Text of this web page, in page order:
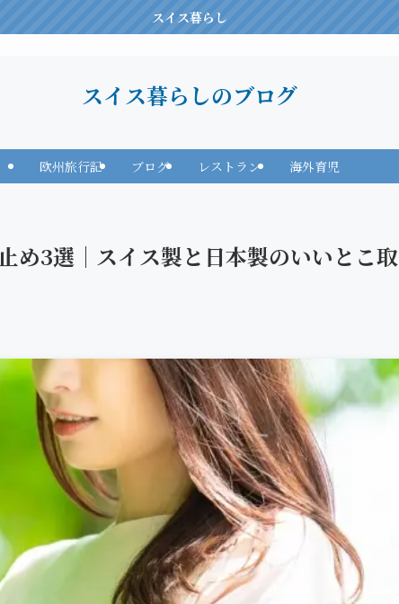
スイス暮らし
スイス暮らしのブログ
欧州旅行記 ブログ レストラン 海外育児
め3選｜スイス製と日本製のいいとこ取